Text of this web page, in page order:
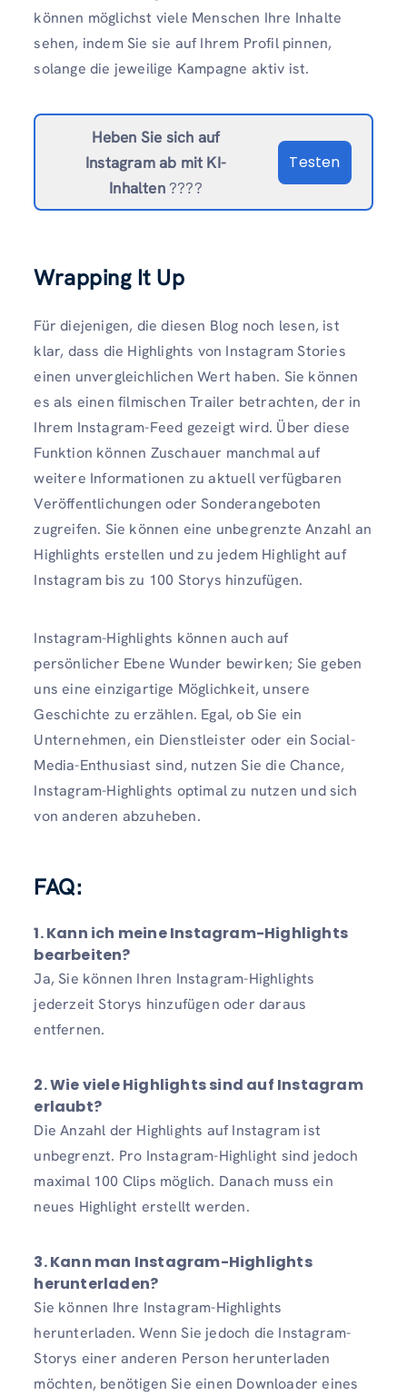
können möglichst viele Menschen Ihre Inhalte
sehen, indem Sie sie auf Ihrem Profil pinnen,
solange die jeweilige Kampagne aktiv ist.
Heben Sie sich auf
Instagram ab mit KI-
Inhalten ????
Testen
Wrapping It Up
Für diejenigen, die diesen Blog noch lesen, ist
klar, dass die Highlights von Instagram Stories
einen unvergleichlichen Wert haben. Sie können
es als einen filmischen Trailer betrachten, der in
Ihrem Instagram-Feed gezeigt wird. Über diese
Funktion können Zuschauer manchmal auf
weitere Informationen zu aktuell verfügbaren
Veröffentlichungen oder Sonderangeboten
zugreifen. Sie können eine unbegrenzte Anzahl an
Highlights erstellen und zu jedem Highlight auf
Instagram bis zu 100 Storys hinzufügen.
Instagram-Highlights können auch auf
persönlicher Ebene Wunder bewirken; Sie geben
uns eine einzigartige Möglichkeit, unsere
Geschichte zu erzählen. Egal, ob Sie ein
Unternehmen, ein Dienstleister oder ein Social-
Media-Enthusiast sind, nutzen Sie die Chance,
Instagram-Highlights optimal zu nutzen und sich
von anderen abzuheben.
FAQ:
1. Kann ich meine Instagram-Highlights
bearbeiten?
Ja, Sie können Ihren Instagram-Highlights
jederzeit Storys hinzufügen oder daraus
entfernen.
2. Wie viele Highlights sind auf Instagram
erlaubt?
Die Anzahl der Highlights auf Instagram ist
unbegrenzt. Pro Instagram-Highlight sind jedoch
maximal 100 Clips möglich. Danach muss ein
neues Highlight erstellt werden.
3. Kann man Instagram-Highlights
herunterladen?
Sie können Ihre Instagram-Highlights
herunterladen. Wenn Sie jedoch die Instagram-
Storys einer anderen Person herunterladen
möchten, benötigen Sie einen Downloader eines